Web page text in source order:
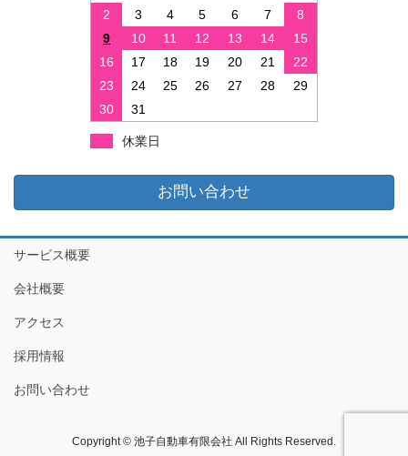
2
3 4 5 6 7
8
9
10 11 12 13 14
15
16
17 18 19 20 21
22
23
24 25 26 27 28
29
30
31
休業日
お問い合わせ
サービス概要
会社概要
アクセス
採用情報
お問い合わせ
Copyright © 池子自動車有限会社 All Rights Reserved.